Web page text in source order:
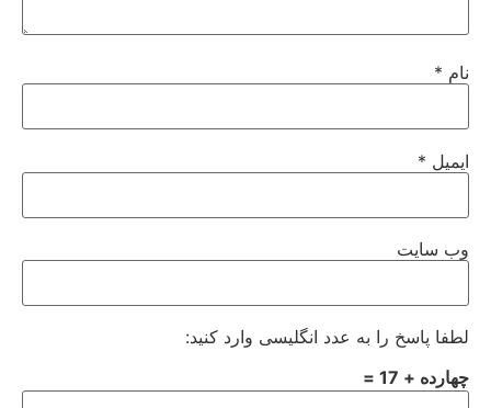
نام *
ایمیل *
وب‌ سایت
لطفا پاسخ را به عدد انگلیسی وارد کنید:
چهارده + 17 =